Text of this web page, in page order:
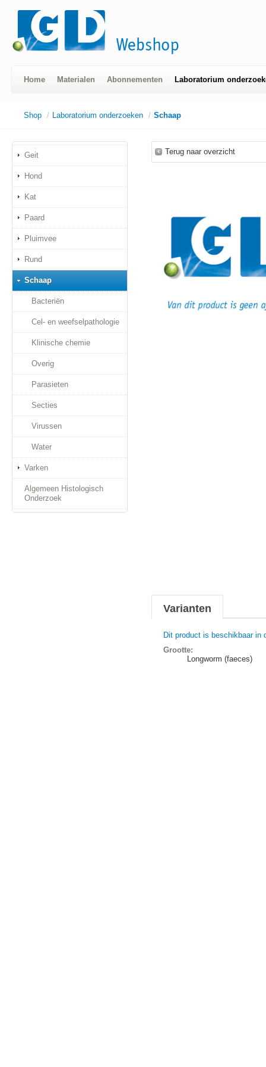
Home Materialen Abonnementen Laboratorium
Shop / Laboratorium onderzoeken / Schaap
Geit
Hond
Kat
Paard
Pluimvee
Rund
Schaap
Bacteriën
Cel- en weefselpathologie
Klinische chemie
Overig
Parasieten
Secties
Virussen
Water
Varken
Algemeen Histologisch
Onderzoek
Terug naar overzicht
Varianten
Dit product is beschikbaar in
Grootte:
Longworm (faeces)